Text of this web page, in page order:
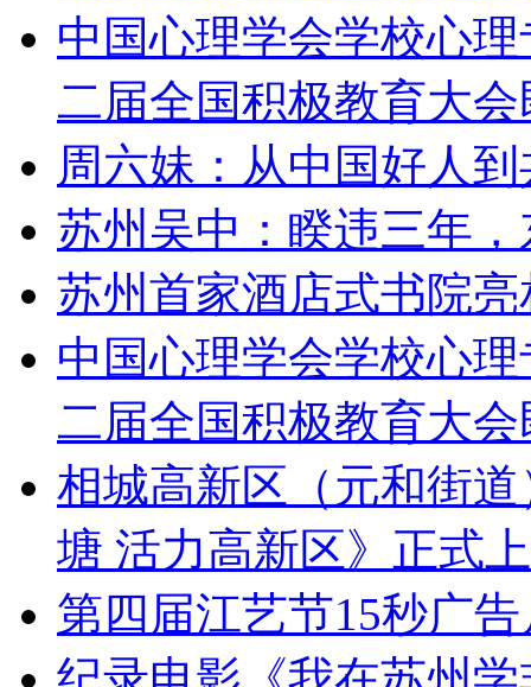
中国心理学会学校心
二届全国积极教育大
周六妹：从中国好人
苏州吴中：睽违三年
苏州首家酒店式书院
中国心理学会学校心
二届全国积极教育大
相城高新区（元和街
塘 活力高新区》正式
第四届江艺节15秒广